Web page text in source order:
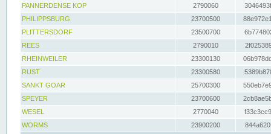
PANNERDENSE KOP
2790060
PHILIPPSBURG
23700500
PLITTERSDORF
23500700
REES
2790010
RHEINWEILER
23300130
RUST
23300580
SANKT GOAR
25700300
SPEYER
23700600
WESEL
2770040
WORMS
23900200